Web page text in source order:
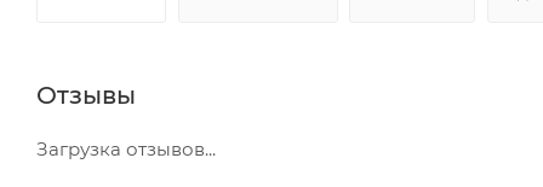
Отзывы
Загрузка отзывов...